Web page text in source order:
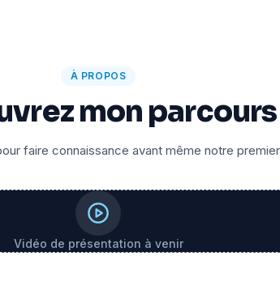
À PROPOS
mon parcours
faire connaissance avant même notre
Vidéo de présentation à venir